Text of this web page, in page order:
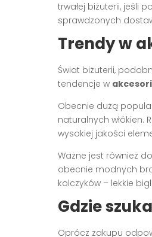
trwałej biżuterii, jeśli
sprawdzonych
Trendy w
Świat biżuterii,
tendencje w
Obecnie dużą
naturalnych
wysokiej jakości
Ważne jest również
obecnie modnych
kolczyków – lekkie
Gdzie
Oprócz zakupu